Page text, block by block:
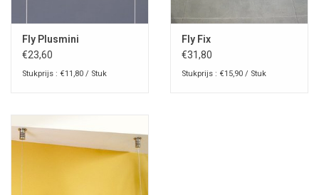
Fly Plusmini
€23,60
Stukprijs : €11,80 / Stuk
Fly Fix
€31,80
Stukprijs : €15,90 / Stuk